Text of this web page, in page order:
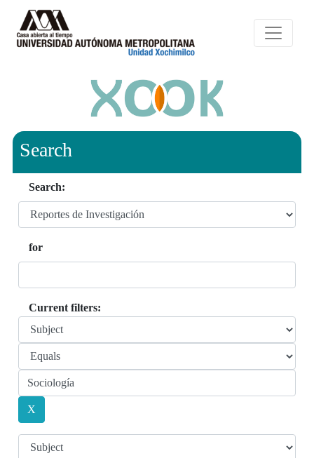
Search
Search:
for
Current filters: